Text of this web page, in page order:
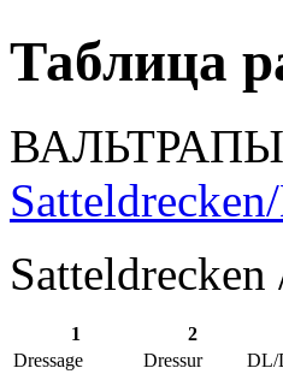
Таблица
ВАЛЬТРАПЫ
1 2
Dressage
Dressur DL/